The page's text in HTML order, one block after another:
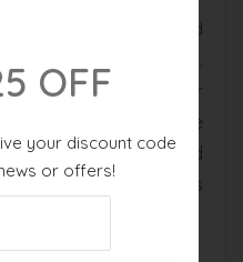
Angus-Fleisch und
verwendet.
Kartoffelecken oder
serviert die Küche
mit Lachs und
genießen saftiges
Avocado-Sushi.
OFF
your discount code
or offers!